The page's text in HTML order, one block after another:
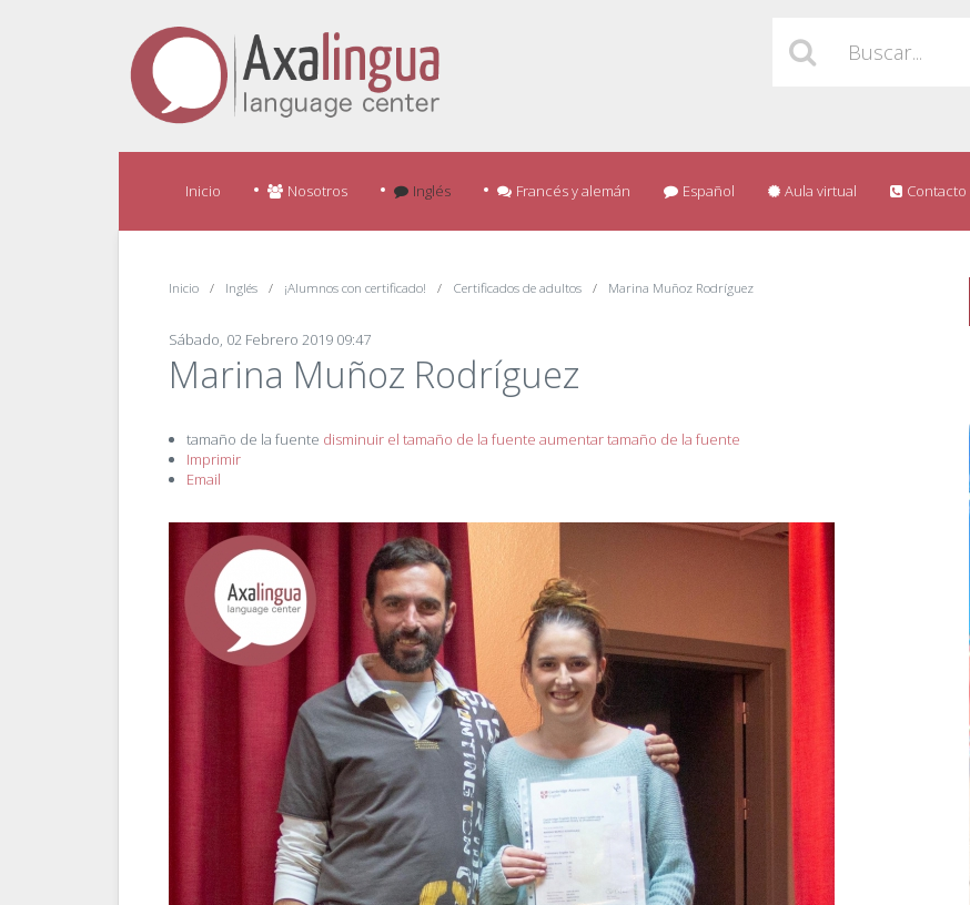
Inicio Nosotros Inglés Francés y alemán Español Aula virtual Contacto
Inicio Inglés ¡Alumnos con certificado! Certificados de adultos Marina Muñoz Rodríguez
Sábado, 02 Febrero 2019 09:47
Marina Muñoz Rodríguez
tamaño de la fuente disminuir el tamaño de la fuente aumentar tamaño de la fuente
Imprimir
Email